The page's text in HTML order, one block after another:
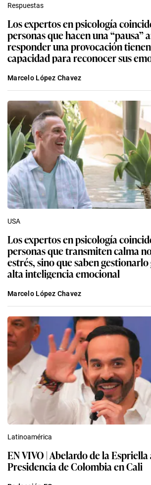
Respuestas
Los expertos en psicología
personas que hacen una “pausa”
responder una provocación
capacidad para reconocer sus
Marcelo López Chavez
USA
Los expertos en psicología
personas que transmiten calma
estrés, sino que saben gestionarlo
alta inteligencia emocional
Marcelo López Chavez
Latinoamérica
EN VIVO | Abelardo de la
Presidencia de Colombia en Cali